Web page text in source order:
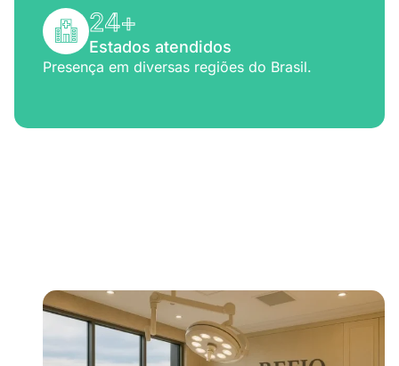
24+
Estados atendidos
Presença em diversas regiões do Brasil.